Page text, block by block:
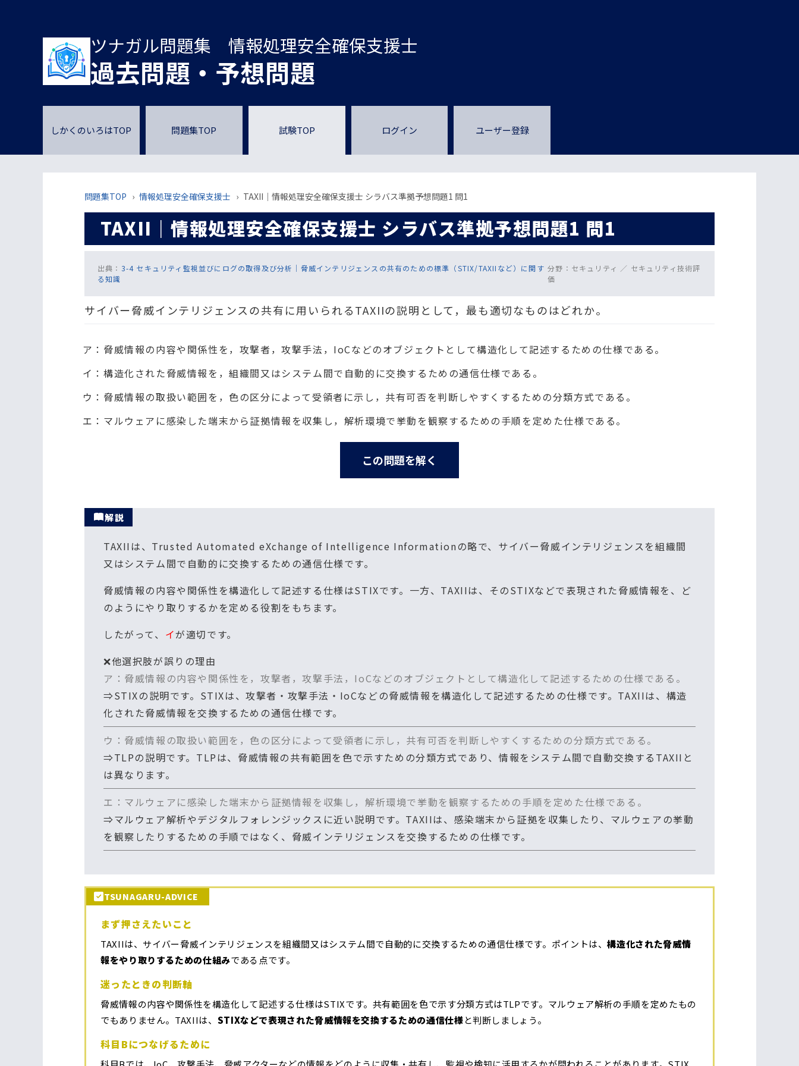
ツナガル問題集 情報処理安全確保支援士
過去問題・予想問題
しかくのいろはTOP 問題集TOP 試験TOP ログイン ユーザー登録
問題集TOP › 情報処理安全確保支援士 › TAXII｜情報処理安全確保支援士 シラバス準拠予想問題1 問1
TAXII｜情報処理安全確保支援士 シラバス準拠予想問題1 問1
出典： 3-4 セキュリティ監視並びにログの取得及び分析｜脅威インテリジェンスの共有のための標準（STIX/TAXIIなど）に関す
る知識
分野： セキュリティ ／ セキュリティ技術評
価
サイバー脅威インテリジェンスの共有に用いられるTAXIIの説明として，最も適切なものはどれか。
ア：脅威情報の内容や関係性を，攻撃者，攻撃手法，IoCなどのオブジェクトとして構造化して記述するための仕様である。
イ：構造化された脅威情報を，組織間又はシステム間で自動的に交換するための通信仕様である。
ウ：脅威情報の取扱い範囲を，色の区分によって受領者に示し，共有可否を判断しやすくするための分類方式である。
エ：マルウェアに感染した端末から証拠情報を収集し，解析環境で挙動を観察するための手順を定めた仕様である。
この問題を解く
解説
TAXIIは、Trusted Automated eXchange of Intelligence Informationの略で、サイバー脅威インテリジェンスを組織間
又はシステム間で自動的に交換するための通信仕様です。
脅威情報の内容や関係性を構造化して記述する仕様はSTIXです。一方、TAXIIは、そのSTIXなどで表現された脅威情報を、ど
のようにやり取りするかを定める役割をもちます。
したがって、 イが適切です。
❌他選択肢が誤りの理由
ア：脅威情報の内容や関係性を，攻撃者，攻撃手法，IoCなどのオブジェクトとして構造化して記述するための仕様である。
⇒STIXの説明です。STIXは、攻撃者・攻撃手法・IoCなどの脅威情報を構造化して記述するための仕様です。TAXIIは、構造
化された脅威情報を交換するための通信仕様です。
ウ：脅威情報の取扱い範囲を，色の区分によって受領者に示し，共有可否を判断しやすくするための分類方式である。
⇒TLPの説明です。TLPは、脅威情報の共有範囲を色で示すための分類方式であり、情報をシステム間で自動交換するTAXIIと
は異なります。
エ：マルウェアに感染した端末から証拠情報を収集し，解析環境で挙動を観察するための手順を定めた仕様である。
⇒マルウェア解析やデジタルフォレンジックスに近い説明です。TAXIIは、感染端末から証拠を収集したり、マルウェアの挙動
を観察したりするための手順ではなく、脅威インテリジェンスを交換するための仕様です。
TSUNAGARU-ADVICE
まず押さえたいこと
TAXIIは、サイバー脅威インテリジェンスを組織間又はシステム間で自動的に交換するための通信仕様です。ポイントは、構造化された脅威情
報をやり取りするための仕組みである点です。
迷ったときの判断軸
脅威情報の内容や関係性を構造化して記述する仕様はSTIXです。共有範囲を色で示す分類方式はTLPです。マルウェア解析の手順を定めたもの
でもありません。TAXIIは、 STIXなどで表現された脅威情報を交換するための通信仕様と判断しましょう。
科目Bにつなげるために